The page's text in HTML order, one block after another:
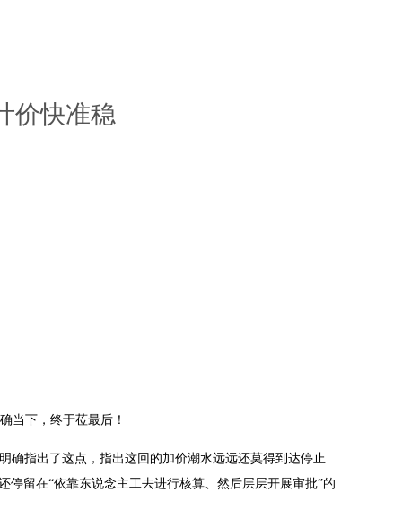
价快准稳
当下，终于莅最后！
确指出了这点，指出这回的加价潮水远远还莫得到达停止
留在“依靠东说念主工去进行核算、然后层层开展审批”的